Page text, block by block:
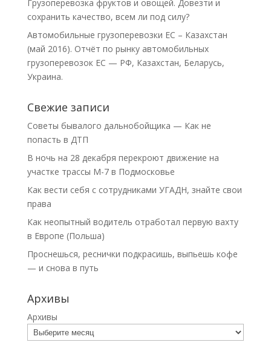
Грузоперевозка фруктов и овощей. Довезти и
сохранить качество, всем ли под силу?
Автомобильные грузоперевозки ЕС – Казахстан
(май 2016). Отчёт по рынку автомобильных
грузоперевозок ЕС — РФ, Казахстан, Беларусь,
Украина.
Свежие записи
Советы бывалого дальнобойщика — Как не
попасть в ДТП
В ночь на 28 декабря перекроют движение на
участке трассы М-7 в Подмосковье
Как вести себя с сотрудниками УГАДН, знайте свои
права
Как неопытный водитель отработал первую вахту
в Европе (Польша)
Проснешься, реснички подкрасишь, выпьешь кофе
— и снова в путь
Архивы
Архивы